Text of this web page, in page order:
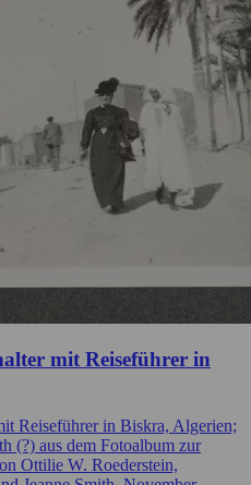
mit Reiseführer in
Reiseführer in Biskra, Algerien;
(?) aus dem Fotoalbum zur
Ottilie W. Roederstein,